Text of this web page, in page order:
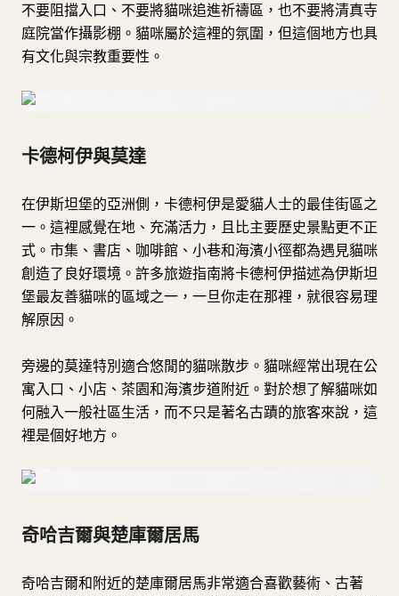
不要阻擋入口、不要將貓咪追進祈禱區，也不要將清真寺
庭院當作攝影棚。貓咪屬於這裡的氛圍，但這個地方也具
有文化與宗教重要性。
卡德柯伊與莫達
在伊斯坦堡的亞洲側，卡德柯伊是愛貓人士的最佳街區之
一。這裡感覺在地、充滿活力，且比主要歷史景點更不正
式。市集、書店、咖啡館、小巷和海濱小徑都為遇見貓咪
創造了良好環境。許多旅遊指南將卡德柯伊描述為伊斯坦
堡最友善貓咪的區域之一，一旦你走在那裡，就很容易理
解原因。
旁邊的莫達特別適合悠閒的貓咪散步。貓咪經常出現在公
寓入口、小店、茶園和海濱步道附近。對於想了解貓咪如
何融入一般社區生活，而不只是著名古蹟的旅客來說，這
裡是個好地方。
奇哈吉爾與楚庫爾居馬
奇哈吉爾和附近的楚庫爾居馬非常適合喜歡藝術、古著